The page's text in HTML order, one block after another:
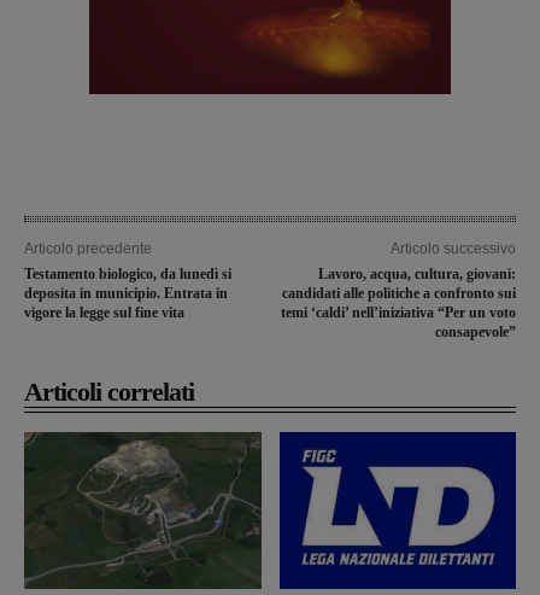
Articolo precedente
Testamento biologico, da lunedì si
deposita in municipio. Entrata in
vigore la legge sul fine vita
Articolo successivo
Lavoro, acqua, cultura, giovani:
candidati alle politiche a confronto sui
temi ‘caldi’ nell’iniziativa “Per un voto
consapevole”
Articoli correlati